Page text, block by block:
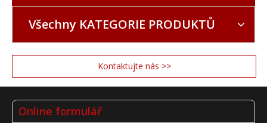
Všechny KATEGORIE PRODUKTŮ
Kontaktujte nás >>
Online formulář